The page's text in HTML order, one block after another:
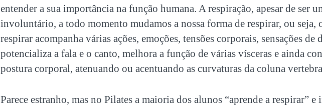
entender a sua importância na função humana. A respiração, apesar de ser
involuntário, a todo momento mudamos a nossa forma de respirar, ou seja,
respirar acompanha várias ações, emoções, tensões corporais, sensações de
potencializa a fala e o canto, melhora a função de várias vísceras e ainda
postura corporal, atenuando ou acentuando as curvaturas da coluna
Parece estranho, mas no Pilates a maioria dos alunos “aprende a respirar”